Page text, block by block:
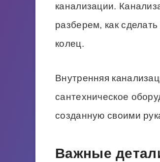
канализации.
разберем, как
колец.
Внутренняя
сантехническое
созданную своими
Важные